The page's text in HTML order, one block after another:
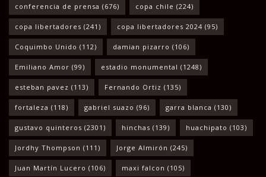
conferencia de prensa (676) copa chile (224)
copa libertadores (241) copa libertadores 2024 (95)
Coquimbo Unido (112) damian pizarro (106)
Emiliano Amor (99) estadio monumental (1248)
esteban pavez (113) Fernando Ortiz (135)
fortaleza (118) gabriel suazo (96) garra blanca (130)
gustavo quinteros (2301) hinchas (139) huachipato (103)
Jordhy Thompson (111) Jorge Almirón (245)
Juan Martín Lucero (106) maxi falcon (105)